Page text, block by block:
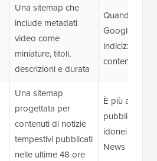
Una sitemap che
include metadati
video come
miniature, titoli,
descrizioni e durata
Quando vuoi
Google
indicizzi i tuoi
contenuti
Una sitemap
progettata per
contenuti di notizie
tempestivi pubblicati
nelle ultime 48 ore
È più adatto
pubblichi
idonei per
News